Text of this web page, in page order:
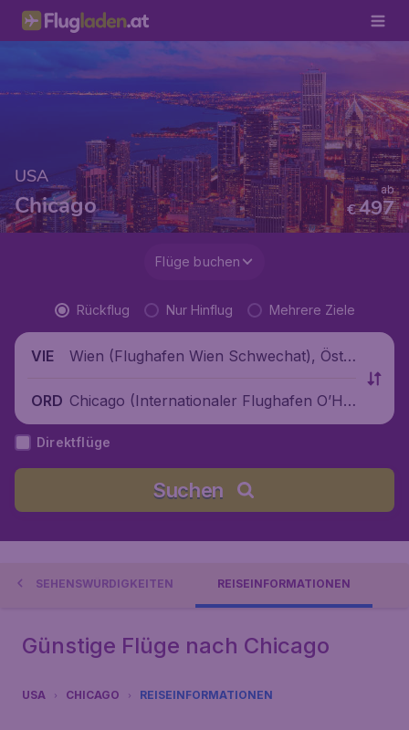
USA
Chicago €497
ab
Flüge buchen
Rückflug Nur Hinflug Mehrere Ziele
VIE
Wien (Flughafen Wien Schwechat), Öste
ORD Chicago (Internationaler Flughafen O’Ha
re), Vereinigte Staaten
Direktflüge
Suchen
SEHENSWÜRDIGKEITEN REISEINFORMATIONEN
Günstige Flüge nach Chicago
USA CHICAGO REISEINFORMATIONEN